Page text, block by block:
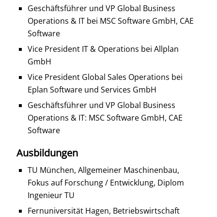
Geschäftsführer und VP Global Business
Operations & IT bei MSC Software GmbH, CAE
Software
Vice President IT & Operations bei Allplan
GmbH
Vice President Global Sales Operations bei
Eplan Software und Services GmbH
Geschäftsführer und VP Global Business
Operations & IT: MSC Software GmbH, CAE
Software
Ausbildungen
TU München, Allgemeiner Maschinenbau,
Fokus auf Forschung / Entwicklung, Diplom
Ingenieur TU
Fernuniversität Hagen, Betriebswirtschaft